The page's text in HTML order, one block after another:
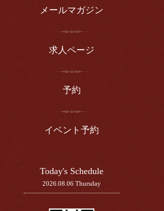
メールマガジン
求人ページ
予約
イベント予約
Today's Schedule
2026.08.06 Thursday